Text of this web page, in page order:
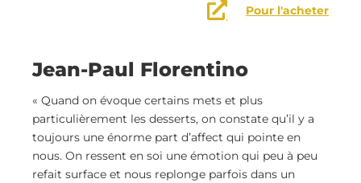
Pour l'acheter
Jean-Paul Florentino
« Quand on évoque certains mets et plus
particulièrement les desserts, on constate qu’il y a
toujours une énorme part d’affect qui pointe en
nous. On ressent en soi une émotion qui peu à peu
refait surface et nous replonge parfois dans un